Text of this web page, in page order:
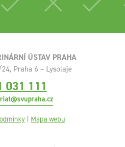
ÚSTAV PRAHA
Praha 6 – Lysolaje
031 111
| Mapa webu